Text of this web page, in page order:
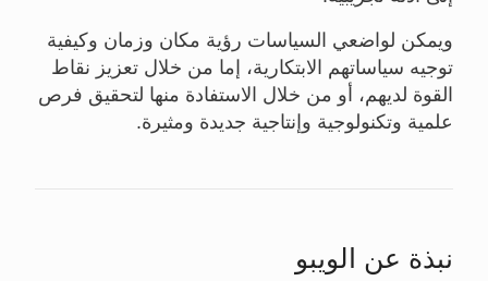
ويمكن لواضعي السياسات رؤية مكان وزمان وكيفية
توجيه سياساتهم الابتكارية، إما من خلال تعزيز نقاط
القوة لديهم، أو من خلال الاستفادة منها لتحقيق فرص
علمية وتكنولوجية وإنتاجية جديدة ومثيرة.
نبذة عن الويبو